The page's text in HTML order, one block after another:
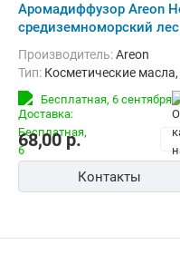
Аромадиффузор Areon
средиземноморский
Производитель:Areon
Тип: Косметические
Бесплатная, 6 сентября
68,00р.
Контакты